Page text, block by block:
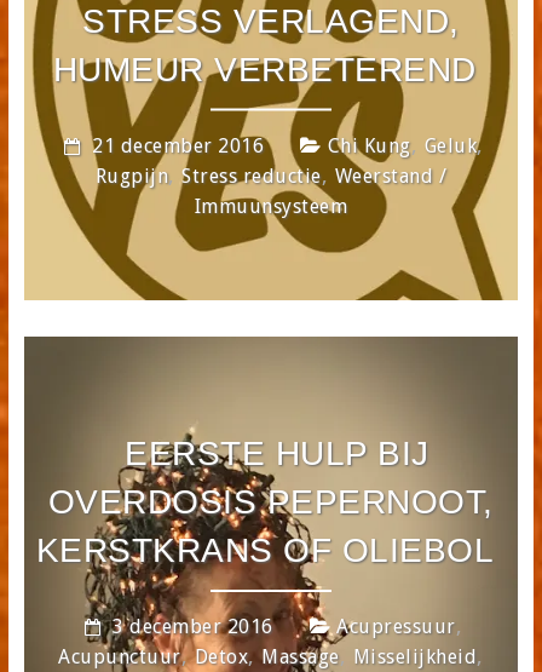
STRESS VERLAGEND,
HUMEUR VERBETEREND
21 december 2016 Chi Kung, Geluk,
Rugpijn,Stress reductie, Weerstand /
Immuunsysteem
EERSTE HULP BIJ
OVERDOSIS PEPERNOOT,
KERSTKRANS OF OLIEBOL
3 december 2016 Acupressuur,
Acupunctuur,Detox,Massage, Misselijkheid,